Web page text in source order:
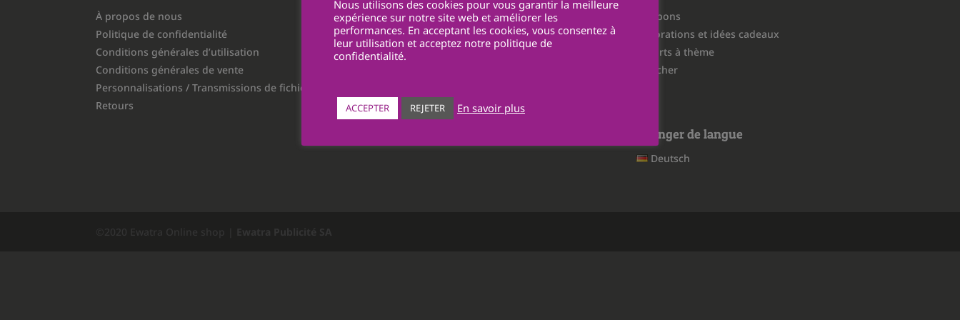
À propos de nous
Politique de confidentialité
Conditions générales d’utilisation
Conditions générales de vente
Personnalisations / Transmissions de fichiers
Retours
Route du Châtelet 5
1700 Fribourg
Tél. +41 26 425 40 70
Tampons
Décorations et idées cadeaux
T-shirts à thème
Switcher
Changer de langue
Deutsch
Nous utilisons des cookies pour vous garantir la meilleure
expérience sur notre site web et améliorer les
performances. En acceptant les cookies, vous consentez à
leur utilisation et acceptez notre politique de
confidentialité.
ACCEPTER REJETER En savoir plus